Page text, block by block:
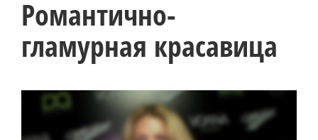
Романтично-
гламурная красавица